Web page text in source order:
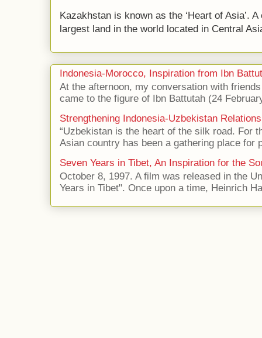
Kazakhstan is known as the ‘Heart of Asia’.
largest land in the world located in Central
Indonesia-Morocco, Inspiration from Ibn
At the afternoon, my conversation with
came to the figure of Ibn Battutah (24
Strengthening Indonesia-Uzbekistan Relations
“Uzbekistan is the heart of the silk road. For
Asian country has been a gathering place for
Seven Years in Tibet, An Inspiration for the
October 8, 1997. A film was released in the
Years in Tibet". Once upon a time, Heinrich